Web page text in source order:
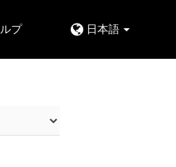
プ 日本語